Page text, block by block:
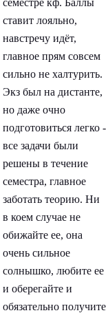
ставит лояльно,
навстречу идёт,
главное прям совсем
сильно не халтурить.
Экз был на дистанте,
но даже очно
подготовиться легко -
все задачи были
решены в течение
семестра, главное
заботать теорию. Ни
в коем случае не
обижайте ее, она
очень сильное
солнышко, любите ее
и оберегайте и
обязательно получите